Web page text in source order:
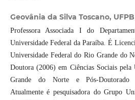
Geovânia da Silva Toscano, UFPB
Professora Associada I do
Universidade Federal da Paraíba. É
Universidade Federal do Rio Grande do
Doutora (2006) em Ciências Sociais
Grande do Norte e Pós-Doutorado
Atualmente é pesquisadora do Grupo